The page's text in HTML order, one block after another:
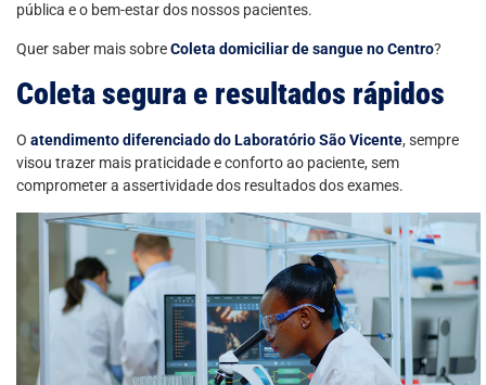
pública e o bem-estar dos nossos pacientes.
Quer saber mais sobreColeta domiciliar de sangue no Centro?
Coleta segura e resultados rápidos
O atendimento diferenciado do Laboratório São Vicente, sempre
visou trazer mais praticidade e conforto ao paciente, sem
comprometer a assertividade dos resultados dos exames.